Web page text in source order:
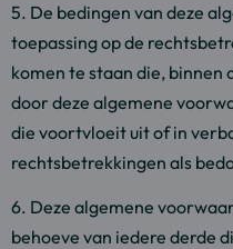
5. De bedingen van deze
toepassing op de
komen te staan die, binnen
door deze algemene
die voortvloeit uit of in
rechtsbetrekkingen als
6. Deze algemene
behoeve van iedere derde